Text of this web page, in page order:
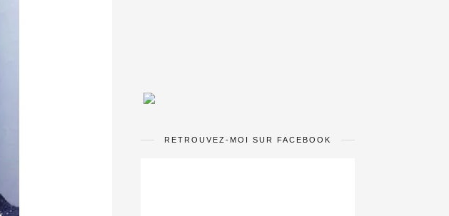
RETROUVEZ-MOI SUR FACEBOOK